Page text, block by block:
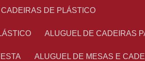
CADEIRAS DE PLÁSTICO
ALUGUEL DE CADEIRAS
ALUGUEL DE MESAS E